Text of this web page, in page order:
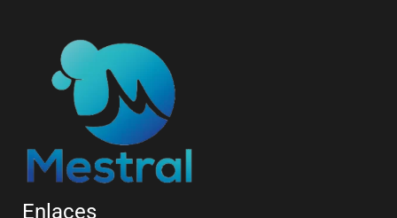
Enlaces